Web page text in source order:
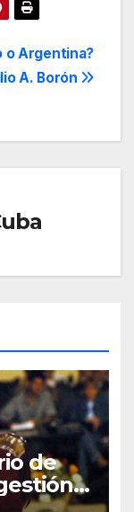
o Argentina?
A. Borón
de